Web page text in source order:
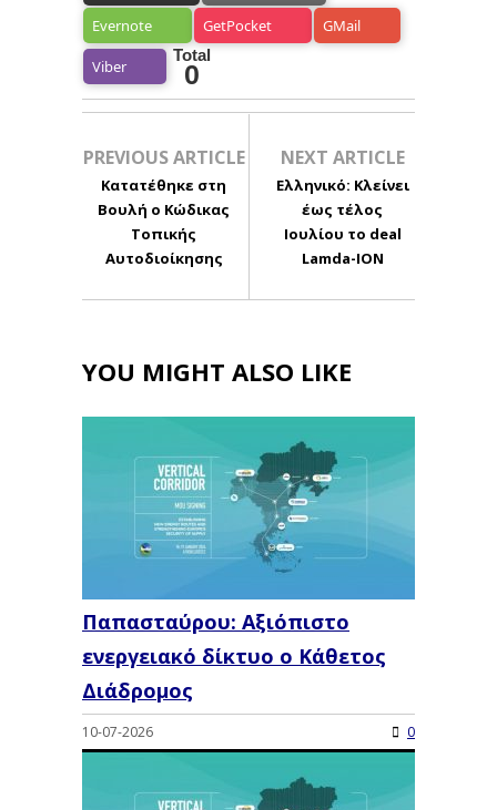
Evernote GetPocket GMail
Viber
Total
0
PREVIOUS ARTICLE
Κατατέθηκε στη
Βουλή ο Κώδικας
Τοπικής
Αυτοδιοίκησης
NEXT ARTICLE
Ελληνικό: Κλείνει
έως τέλος
Ιουλίου το deal
Lamda-ION
YOU MIGHT ALSO LIKE
Παπασταύρου: Αξιόπιστο
ενεργειακό δίκτυο ο Κάθετος
Διάδρομος
10-07-2026 0